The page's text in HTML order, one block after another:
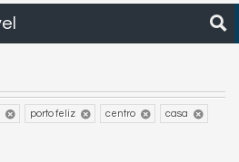
porto feliz centro casa